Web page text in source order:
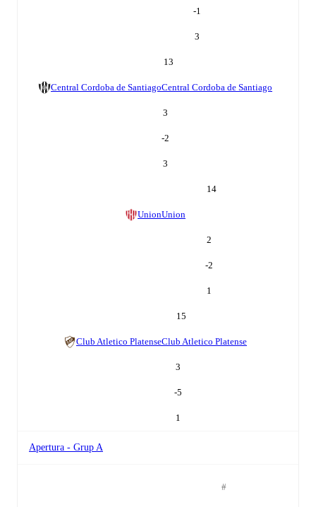
-1
3
13
Central Cordoba de SantiagoCentral Cordoba de Santiago
3
-2
3
14
UnionUnion
2
-2
1
15
Club Atletico PlatenseClub Atletico Platense
3
-5
1
Apertura - Grup A
#